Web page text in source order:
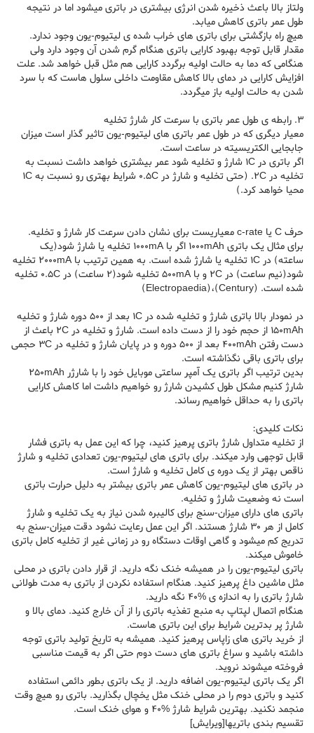
ولتاز بالا باعث ذخیره شدن انرژی بیشتری در باتری میشود اما در نتیجه
طول عمر باتری کاهش میابد.
هیچ راه بازگشتی برای باتری های خراب شده ی لیتیوم-یون وجود ندارد.
مقدار قابل توجه بهبود کارایی باتری هنگام گرم شدن آن وجود دارد ولی
هنگامی که دما به حالت اولیه برگردد کارایی هم مثل قبل خواهد شد. علت
افزایش کارایی در دمای بالا کاهش مقاومت داخلی سلول هاست که با سرد
شدن به حالت اولیه باز میگردد.
3. رابطه ی طول عمر باتری با سرعت کار شارژ تخلیه
معیار دیگری که در طول عمر باتری های لیتیوم-یون تاثیر گذار است میزان
جابجایی الکتریسیته در ساعت است.
اگر باتری در 1C شارژ و تخلیه شود عمر بیشتری خواهد داشت نسبت به
تخلیه در 2C. (حتی تخلیه و شارژ در 0.5C شرایط بهتری رو نسبت به 1C
محیا خواهد کرد.)
حرف C یا c-rate معیاریست برای نشان دادن سرعت کار شارژ و تخلیه.
برای مثال یک باتری 1000mAh اگر با 1000mA تخلیه یا شارژ شود(یک
ساعته) در 1C تخلیه یا شارژ شده است. به همین ترتیب با 2000mA تخلیه
شود(نیم ساعت) در 2C و با 500mA تخلیه شود(2 ساعت) در 0.5C تخلیه
شده است. (Century)،(Electropaedia)
در نمودار بالا باتری شارژ و تخلیه شده در 1C بعد از 500 دوره شارژ و تخلیه
150mAh از حجم خود را از دست داده است. شارژ و تخلیه در 2C باعث از
دست رفتن 400mAh بعد از 500 دوره و در پایان شارژ و تخلیه در 3C حجمی
برای باتری باقی نگذاشته است.
بدین ترتیب اگر باتری یک آمپر ساعتی موبایل خود را با شارژر 250mAh
شارژ کنیم مشکل طول کشیدن شارژ رو خواهیم داشت اما کاهش کارایی
باتری را به حداقل خواهیم رساند.
نکات کلیدی:
از تخلیه متداول شارژ باتری پرهیز کنید، چرا که این عمل به باتری فشار
قابل توجهی وارد میکند. برای باتری های لیتیوم-یون تعدادی تخلیه و شارژ
ناقص بهتر از یک دوره ی کامل تخلیه و شارژ است.
در باتری های لیتیوم-یون کاهش عمر باتری بیشتر به دلیل حرارت باتری
است نه وضعیت شارژ و تخلیه.
باتری های دارای میزان-سنج برای کالیبره شدن نیاز به یک تخلیه و شارژ
کامل از هر 30 شارژ هستند. اگر این عمل رعایت نشود دقت میزان-سنج به
تدریج کم میشود و گاهی اوقات دستگاه رو در زمانی غیر از تخلیه کامل باتری
خاموش میکند.
باتری لیتیوم-یون را در همیشه خنک نگه دارید. از قرار دادن باتری در محلی
مثل ماشین داغ پرهیز کنید. هنگام استفاده نکردن از باتری به مدت طولانی
شارژ باتری را به اندازه ی %40 نگه دارید.
هنگام اتصال لپتاپ به منبع تغذیه باتری را از آن خارج کنید. دمای بالا و
شارژ پر بدترین شرایط برای این باتری هاست.
از خرید باتری های زاپاس پرهیز کنید. همیشه به تاریخ تولید باتری توجه
داشته باشید و سراغ باتری های دست دوم حتی اگر به قیمت مناسبی
فروخته میشوند نروید.
اگر یک باتری لیتیوم-یون اضافه دارید. از یک باتری بطور دائمی استفاده
کنید و باتری دوم را در محلی خنک مثل یخچال بگذارید. باتری رو هیچ وقت
منجمد نکنید. بهترین شرایط شارژ %40 و هوای خنک است.
تقسیم بندی باتریها[ویرایش]